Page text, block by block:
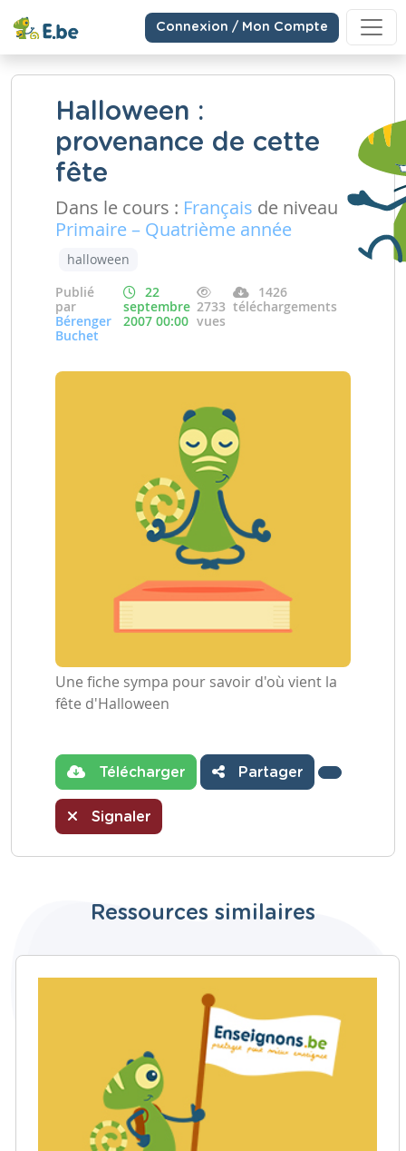
Connexion / Mon Compte
Halloween :
provenance de cette
fête
Dans le cours : Français de niveau
Primaire – Quatrième année
halloween
Publié
par
Bérenger
Buchet
22
septembre
2007 00:00
2733
vues
1426
téléchargements
Une fiche sympa pour savoir d'où vient la
fête d'Halloween
Télécharger Partager
Signaler
Ressources similaires